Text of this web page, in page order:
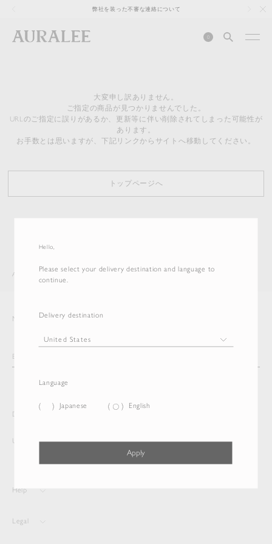
Hello,
Please select your delivery destination and language to
continue.
Delivery destination
Language
Japanese English
Apply
弊社を装った不審な連絡について
0
大変申し訳ありません。
ご指定の商品が見つかりませんでした。
URLのご指定に誤りがあるか、更新等に伴い削除されてしまった可能性が
あります。
お手数とは思いますが、下記リンクからサイトへ移動してください。
トップページへ
AURALEE ITEM
Newsletter
Delivery destination and Language
United States Japanese
Help
Legal